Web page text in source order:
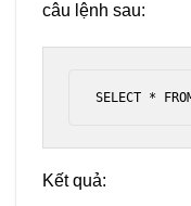
câu lệnh sau:
SELECT *
Kết quả: